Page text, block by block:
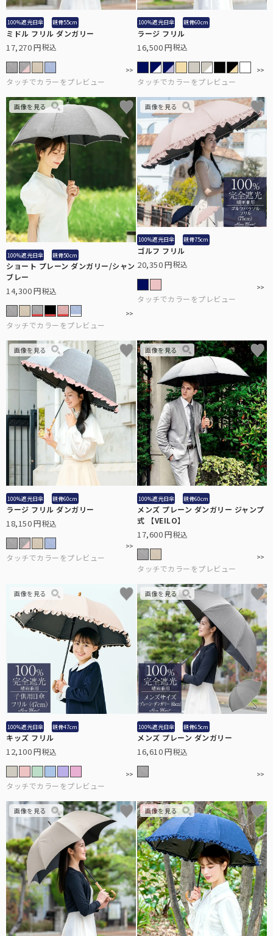
折り畳み日傘：サイズ解説
折り畳み日傘のサイズ比較や機能の違いについて解説します。
全ての折りたたみ傘
こちらから全ての折りたたみ傘をご覧頂けます。
ステッキ日傘
中棒がステッキとして分離する、杖と日傘の2way仕様。
長傘：サイズ解説
長傘のサイズについて解説します。
全ての長傘
こちらから全ての長傘をご覧頂けます。
日差しや紫外線の悪影響を受けやすいお子様に。
ハットクリップ
クリップ式で帽子が風に飛ばされるのを防止します。
全ての遮光帽子
こちらから全ての遮光帽子をご覧頂けます。
非表示
100%遮光日傘 親骨55cm
ミドル フリル ダンガリー
17,270 税込
100%遮光日傘 親骨60cm
ラージ フリル
16,500 税込
100%遮光日傘 親骨50cm
ショート プレーン ダンガリー/シャン
ブレー
14,300 税込
100%遮光日傘 親骨75cm
ゴルフ フリル
20,350 税込
100%遮光日傘 親骨60cm
ラージ フリル ダンガリー
18,150 税込
100%遮光日傘 親骨60cm
メンズ プレーン ダンガリー ジャンプ
式 【VEILO】
17,600 税込
100%遮光日傘 親骨47cm
キッズ フリル
12,100 税込
100%遮光日傘 親骨65cm
メンズ プレーン ダンガリー
16,610 税込